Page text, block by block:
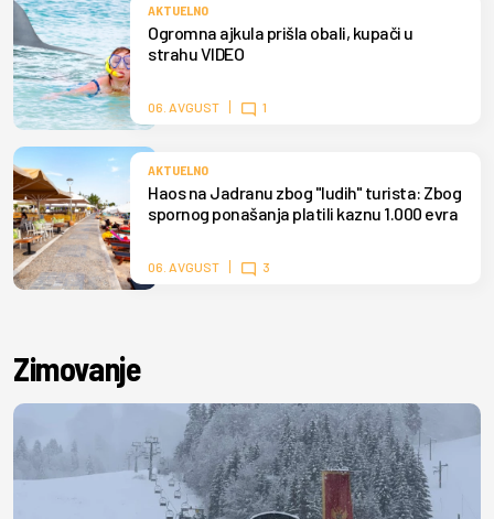
AKTUELNO
Ogromna ajkula prišla obali, kupači u
strahu VIDEO
06. AVGUST 1
AKTUELNO
Haos na Jadranu zbog "ludih" turista: Zbog
spornog ponašanja platili kaznu 1.000 evra
06. AVGUST 3
Zimovanje